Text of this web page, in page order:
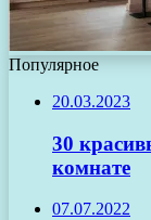
Популярное
20.03.2023
30
комнате
07.07.2022